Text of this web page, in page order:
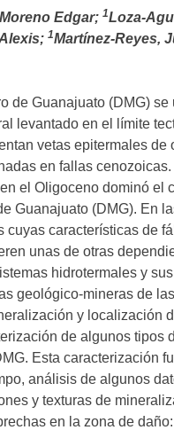
Edgar; 1Loza-
1Martínez-Reyes,
de Guanajuato (DMG)
levantado en el límite
vetas epitermales
en fallas
el Oligoceno dominó el
Guanajuato (DMG). En
cuyas características de
unas de otras
hidrotermales y
geológico-mineras de
y localización
de algunos tipos
Esta caracterización
análisis de algunos
y texturas de
en la zona de